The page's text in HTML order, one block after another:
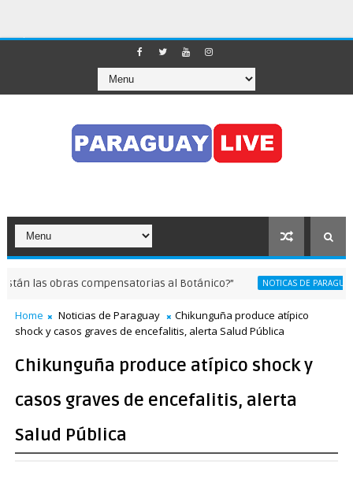
compensatorias al Botánico?” NOTICAS DE PARAGUAY
Home Noticias de Paraguay
Chikunguña produce atípico
shock y casos graves de encefalitis, alerta Salud Pública
Chikunguña produce atípico shock y
casos graves de encefalitis, alerta
Salud Pública